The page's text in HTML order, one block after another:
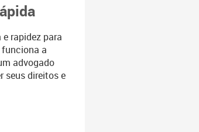
rapidez para
funciona a
advogado
seus direitos e